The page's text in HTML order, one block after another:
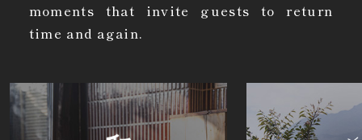
moments that invite guests to return
time and again.